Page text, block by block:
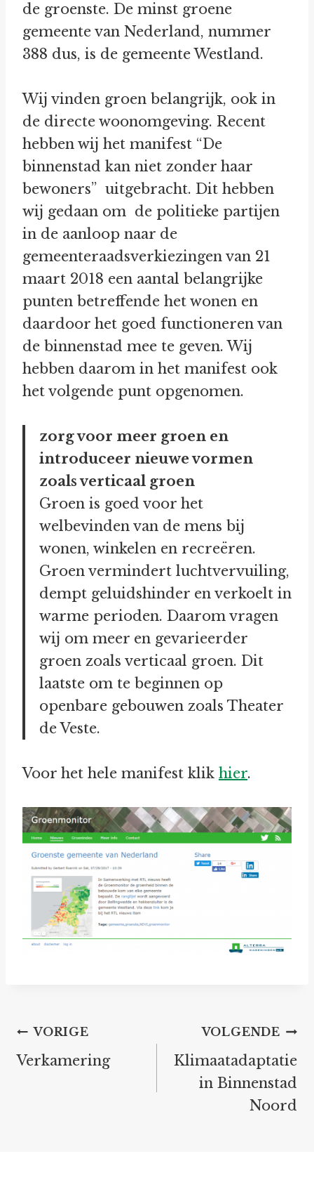
de groenste. De minst groene
gemeente van Nederland, nummer
388 dus, is de gemeente Westland.
Wij vinden groen belangrijk, ook in
de directe woonomgeving. Recent
hebben wij het manifest “De
binnenstad kan niet zonder haar
bewoners” uitgebracht. Dit hebben
wij gedaan om de politieke partijen
in de aanloop naar de
gemeenteraadsverkiezingen van 21
maart 2018 een aantal belangrijke
punten betreffende het wonen en
daardoor het goed functioneren van
de binnenstad mee te geven. Wij
hebben daarom in het manifest ook
het volgende punt opgenomen.
zorg voor meer groen en
introduceer nieuwe vormen
zoals verticaal groen
Groen is goed voor het
welbevinden van de mens bij
wonen, winkelen en recreëren.
Groen vermindert luchtvervuiling,
dempt geluidshinder en verkoelt in
warme perioden. Daarom vragen
wij om meer en gevarieerder
groen zoals verticaal groen. Dit
laatste om te beginnen op
openbare gebouwen zoals Theater
de Veste.
Voor het hele manifest klik hier.
Bericht
navigatie
VORIGE
Verkamering
VOLGENDE
Klimaatadaptatie
in Binnenstad
Noord